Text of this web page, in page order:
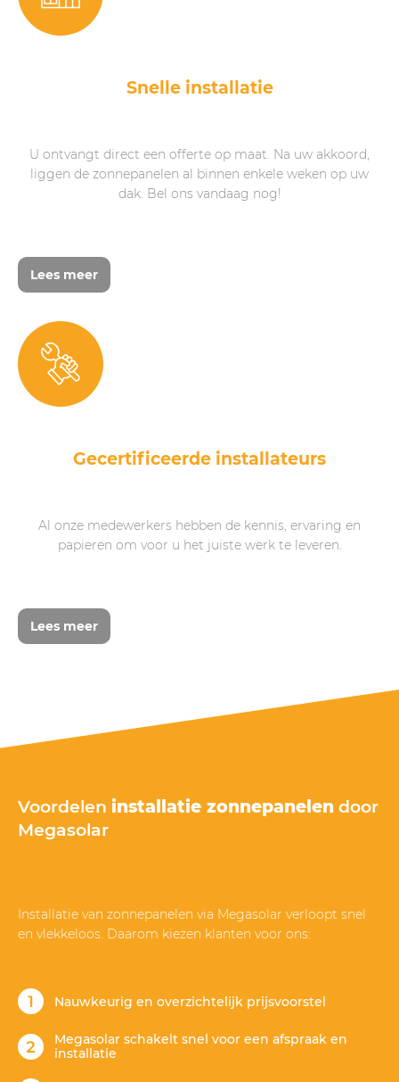
Snelle installatie
U ontvangt direct een offerte op maat. Na uw akkoord,
liggen de zonnepanelen al binnen enkele weken op uw
dak. Bel ons vandaag nog!
Lees meer
Gecertificeerde installateurs
Al onze medewerkers hebben de kennis, ervaring en
papieren om voor u het juiste werk te leveren.
Lees meer
Voordelen installatie zonnepanelen door
Megasolar
Installatie van zonnepanelen via Megasolar verloopt snel
en vlekkeloos. Daarom kiezen klanten voor ons:
Nauwkeurig en overzichtelijk prijsvoorstel
Megasolar schakelt snel voor een afspraak en
installatie